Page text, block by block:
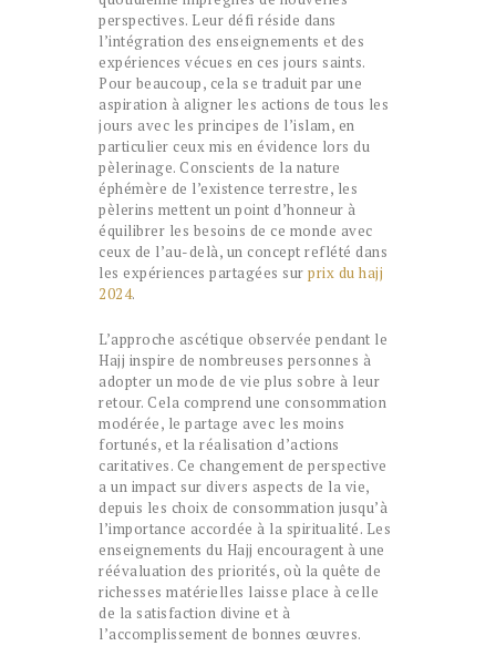
perspectives. Leur défi réside dans
l’intégration des enseignements et des
expériences vécues en ces jours saints.
Pour beaucoup, cela se traduit par une
aspiration à aligner les actions de tous les
jours avec les principes de l’islam, en
particulier ceux mis en évidence lors du
pèlerinage. Conscients de la nature
éphémère de l’existence terrestre, les
pèlerins mettent un point d’honneur à
équilibrer les besoins de ce monde avec
ceux de l’au-delà, un concept reflété dans
les expériences partagées sur prix du hajj
2024.
L’approche ascétique observée pendant le
Hajj inspire de nombreuses personnes à
adopter un mode de vie plus sobre à leur
retour. Cela comprend une consommation
modérée, le partage avec les moins
fortunés, et la réalisation d’actions
caritatives. Ce changement de perspective
a un impact sur divers aspects de la vie,
depuis les choix de consommation jusqu’à
l’importance accordée à la spiritualité. Les
enseignements du Hajj encouragent à une
réévaluation des priorités, où la quête de
richesses matérielles laisse place à celle
de la satisfaction divine et à
l’accomplissement de bonnes œuvres.